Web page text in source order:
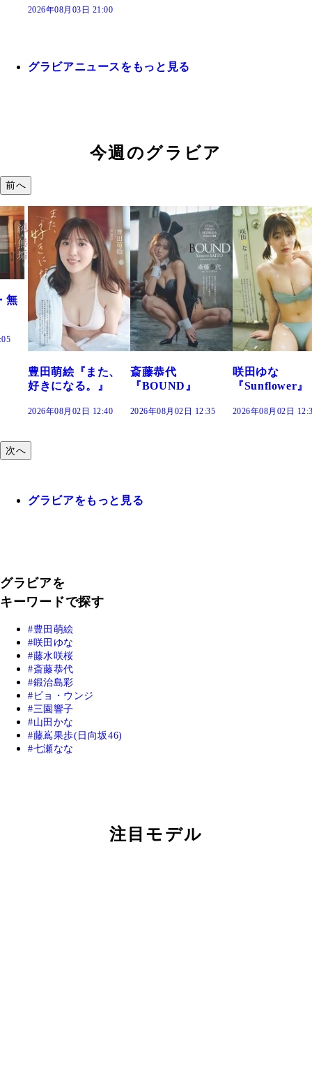
2026年08月03日 21:00
グラビアニュースをもっと見る
今週のグラビア
前へ
萌絵『また、
になる。』
年08月02日 12:40
斎藤恭代
『BOUND』
2026年08月02日 12:35
咲田ゆな
『Sunflower』
2026年08月02日 12:30
だ
次へ
グラビアをもっと見る
グラビアを
キーワードで探す
豊田萌絵
咲田ゆな
藤水咲桜
斎藤恭代
鍛治島彩
ピョ・ウンジ
三園響子
山田かな
藤嶌果歩(日向坂46)
七瀬なな
注目モデル